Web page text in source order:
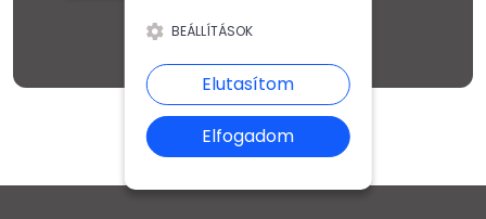
BEÁLLÍTÁSOK
Elutasítom
Elfogadom